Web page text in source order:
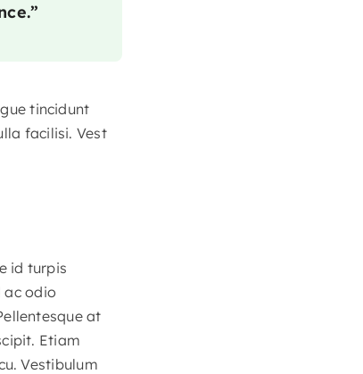
tincidunt
facilisi. Vest
id turpis
ac odio
at
Etiam
Vestibulum